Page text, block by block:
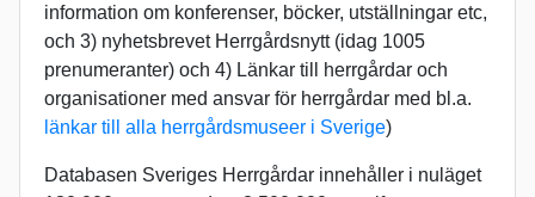
information om konferenser, böcker, utställningar etc,
och 3) nyhetsbrevet Herrgårdsnytt (idag 1005
prenumeranter) och 4) Länkar till herrgårdar och
organisationer med ansvar för herrgårdar med bl.a.
länkar till alla herrgårdsmuseer i Sverige)
Databasen Sveriges Herrgårdar innehåller i nuläget